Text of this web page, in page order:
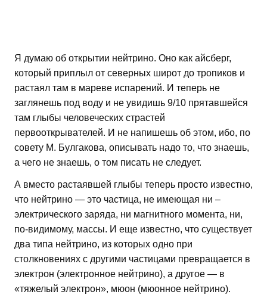
Я думаю об открытии нейтрино. Оно как айсберг,
который приплыл от северных широт до тропиков и
растаял там в мареве испарений. И теперь не
заглянешь под воду и не увидишь 9/10 прятавшейся
там глыбы человеческих страстей
первооткрывателей. И не напишешь об этом, ибо, по
совету М. Булгакова, описывать надо то, что знаешь,
а чего не знаешь, о том писать не следует.
А вместо растаявшей глыбы теперь просто известно,
что нейтрино — это частица, не имеющая ни –
электрического заряда, ни магнитного момента, ни,
по-видимому, массы. И еще известно, что существует
два типа нейтрино, из которых одно при
столкновениях с другими частицами превращается в
электрон (электронное нейтрино), а другое — в
«тяжелый электрон», мюон (мюонное нейтрино).